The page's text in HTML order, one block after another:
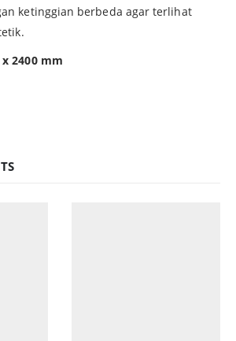
ketinggian berbeda agar terlihat
2400 mm